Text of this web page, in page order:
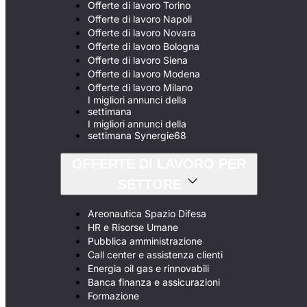
Offerte di lavoro Torino
Offerte di lavoro Napoli
Offerte di lavoro Novara
Offerte di lavoro Bologna
Offerte di lavoro Siena
Offerte di lavoro Modena
Offerte di lavoro Milano
I migliori annunci della
settimana
I migliori annunci della
settimana Synergie68
Areonautica Spazio Difesa
HR e Risorse Umane
Pubblica amministrazione
Call center e assistenza clienti
Energia oil gas e rinnovabili
Banca finanza e assicurazioni
Formazione